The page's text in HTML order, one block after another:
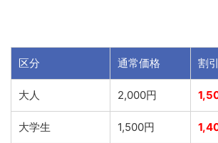
区分 通常価格 割
大人 2,000円
大学生 1,500円